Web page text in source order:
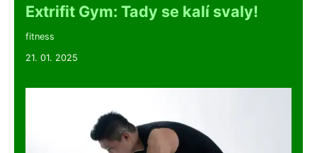
Extrifit Gym: Tady se kalí svaly!
fitness
21. 01. 2025